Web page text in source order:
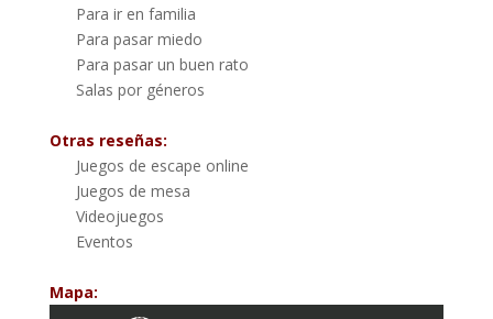
Para ir en familia
Para pasar miedo
Para pasar un buen rato
Salas por géneros
Otras reseñas:
Juegos de escape online
Juegos de mesa
Videojuegos
Eventos
Mapa: